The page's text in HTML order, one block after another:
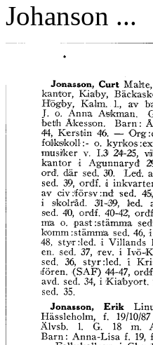
Johanson ...